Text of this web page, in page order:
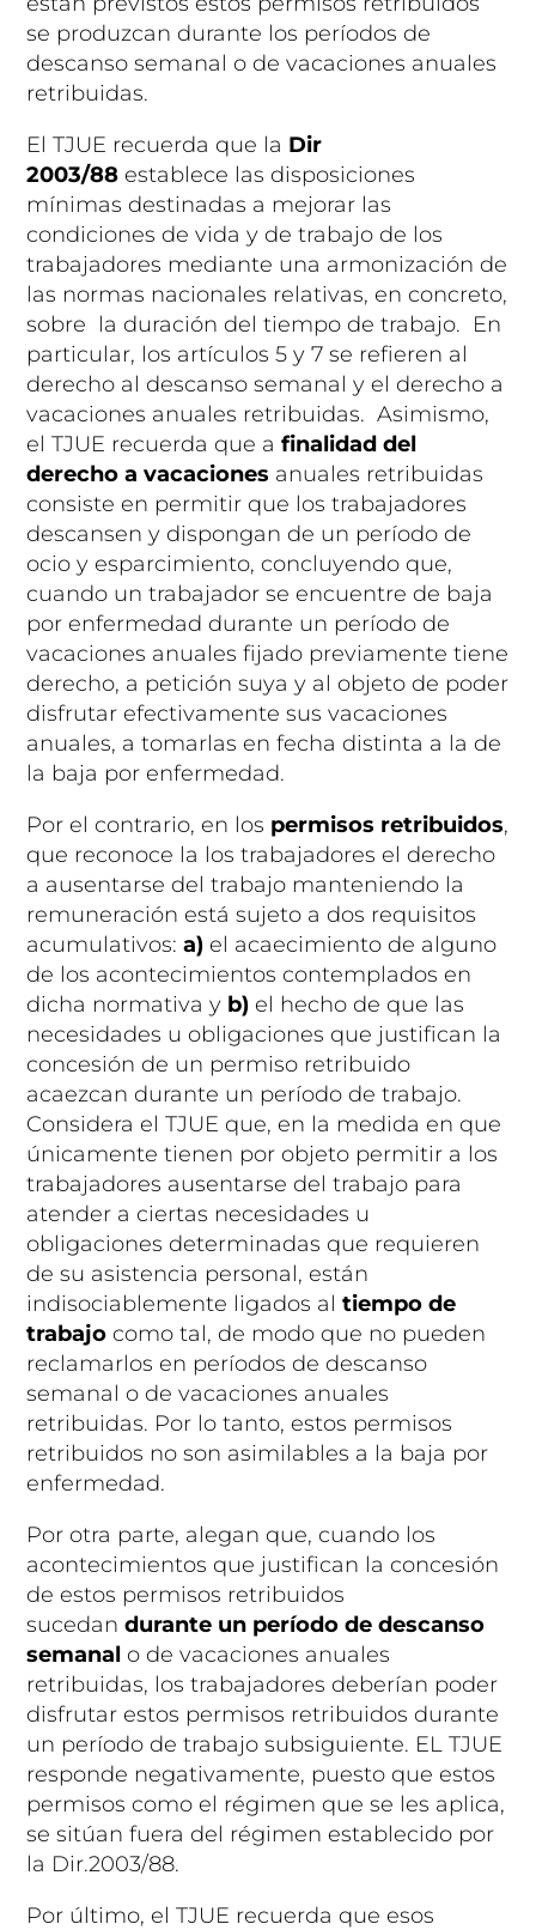
se produzcan durante los períodos de
descanso semanal o de vacaciones anuales
retribuidas.
El TJUE recuerda que la Dir
2003/88 establece las disposiciones
mínimas destinadas a mejorar las
condiciones de vida y de trabajo de los
trabajadores mediante una armonización de
las normas nacionales relativas, en concreto,
sobre la duración del tiempo de trabajo. En
particular, los artículos 5 y 7 se refieren al
derecho al descanso semanal y el derecho a
vacaciones anuales retribuidas. Asimismo,
el TJUE recuerda que a finalidad del
derecho a vacaciones anuales retribuidas
consiste en permitir que los trabajadores
descansen y dispongan de un período de
ocio y esparcimiento, concluyendo que,
cuando un trabajador se encuentre de baja
por enfermedad durante un período de
vacaciones anuales fijado previamente tiene
derecho, a petición suya y al objeto de poder
disfrutar efectivamente sus vacaciones
anuales, a tomarlas en fecha distinta a la de
la baja por enfermedad.
Por el contrario, en los permisos retribuidos,
que reconoce la los trabajadores el derecho
a ausentarse del trabajo manteniendo la
remuneración está sujeto a dos requisitos
acumulativos:a) el acaecimiento de alguno
de los acontecimientos contemplados en
dicha normativa y b) el hecho de que las
necesidades u obligaciones que justifican la
concesión de un permiso retribuido
acaezcan durante un período de trabajo.
Considera el TJUE que, en la medida en que
únicamente tienen por objeto permitir a los
trabajadores ausentarse del trabajo para
atender a ciertas necesidades u
obligaciones determinadas que requieren
de su asistencia personal, están
indisociablemente ligados altiempo de
trabajo como tal, de modo que no pueden
reclamarlos en períodos de descanso
semanal o de vacaciones anuales
retribuidas. Por lo tanto, estos permisos
retribuidos no son asimilables a la baja por
enfermedad.
Por otra parte, alegan que, cuando los
acontecimientos que justifican la concesión
de estos permisos retribuidos
sucedandurante un período de descanso
semanal o de vacaciones anuales
retribuidas, los trabajadores deberían poder
disfrutar estos permisos retribuidos durante
un período de trabajo subsiguiente. EL TJUE
responde negativamente, puesto que estos
permisos como el régimen que se les aplica,
se sitúan fuera del régimen establecido por
la Dir.2003/88.
Por último, el TJUE recuerda que esos